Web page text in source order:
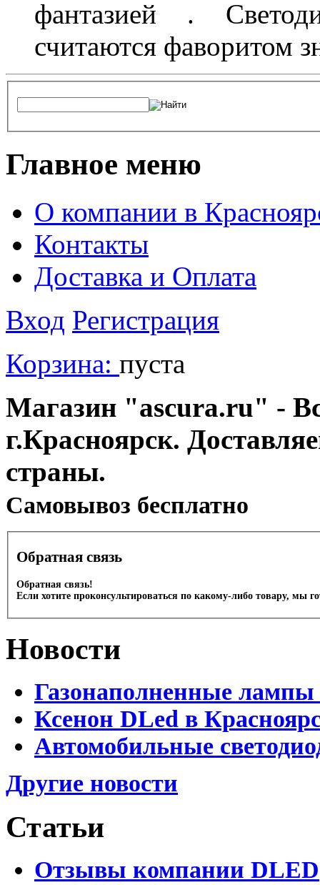
фантазией .
считаются фаворитом
Главное меню
О компании в
Контакты
Доставка и Оплата
Вход Регистрация
Корзина: пуста
Магазин "ascura.ru" -
г.Красноярск.
страны.
Cамовывоз бесплатно
Обратная связь
Обратная связь!
Если хотите проконсультироваться по какому-либо товару, мы
Новости
Газонаполненные лампы
Ксенон DLed в
Автомобильные
Другие новости
Статьи
Отзывы компании DLED